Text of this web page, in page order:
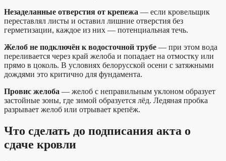
Незаделанные отверстия от крепежа — если кровельщик
переставлял листы и оставил лишние отверстия без
герметизации, каждое из них — потенциальная течь.
Желоб не подключён к водосточной трубе — при этом вода
переливается через край желоба и попадает на отмостку или
прямо в цоколь. В условиях белорусской осени с затяжными
дождями это критично для фундамента.
Провис желоба — желоб с неправильным уклоном образует
застойные зоны, где зимой образуется лёд. Ледяная пробка
разрывает желоб или отрывает крепёж.
Что сделать до подписания акта о
сдаче кровли